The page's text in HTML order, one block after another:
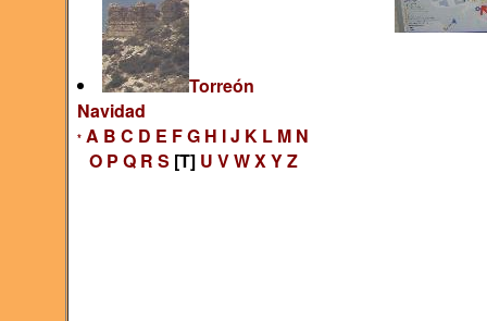
Torreón
Navidad
* A B C D E FG H IJ K L M N
O P Q R S [T] U VWXYZ